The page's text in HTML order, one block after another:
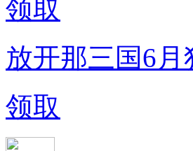
领取
放开那三国6月
领取